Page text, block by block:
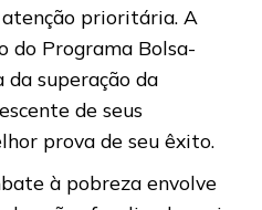
prioritária. A
do Programa Bolsa-
da superação da
de seus
prova de seu êxito.
à pobreza envolve